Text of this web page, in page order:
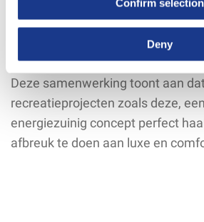
Confirm selection
Deny
efficiënt energiegebruik, terwijl
volledig aansluit bij de huidige
Deze samenwerking toont aan
recreatieprojecten zoals deze,
energiezuinig concept perfect
afbreuk te doen aan luxe en